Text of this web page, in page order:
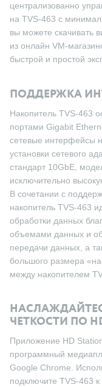
централизованно
на TVS-463 с
вы можете скачивать
из онлайн VM-
быстрой и простой
ПОДДЕРЖКА
Накопитель TVS-463
портами Gigabit
сетевые интерфейсы
установки сетевого
стандарт 10GbE,
исключительно
В сочетании с
накопитель TVS-463
обработки данных
объемами данных и
передачи данных, а
большого размера
между накопителем
ЧЕТКОСТИ ПО
Приложение HD
программный
Google Chrome.
подключите TVS-463